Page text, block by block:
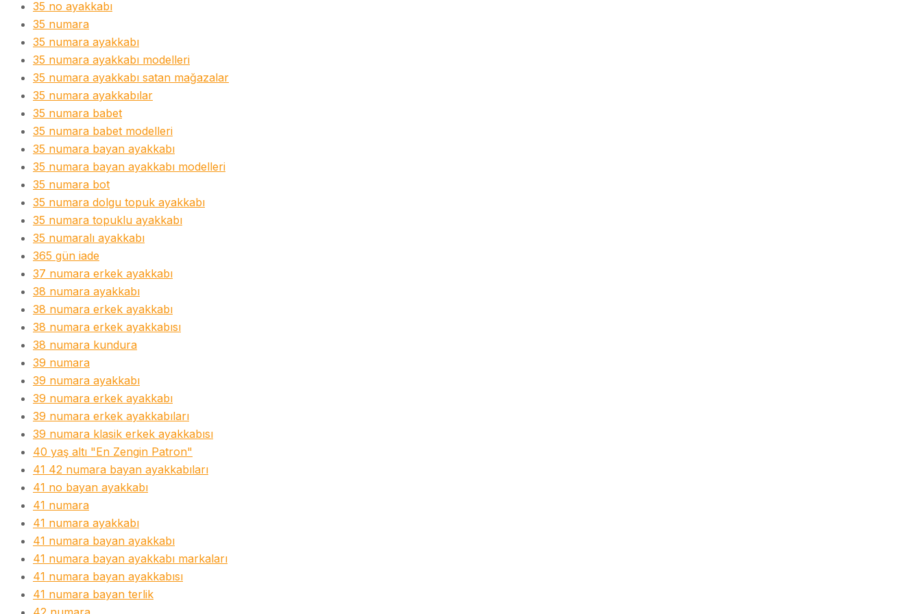
35 no ayakkabı
35 numara
35 numara ayakkabı
35 numara ayakkabı modelleri
35 numara ayakkabı satan mağazalar
35 numara ayakkabılar
35 numara babet
35 numara babet modelleri
35 numara bayan ayakkabı
35 numara bayan ayakkabı modelleri
35 numara bot
35 numara dolgu topuk ayakkabı
35 numara topuklu ayakkabı
35 numaralı ayakkabı
365 gün iade
37 numara erkek ayakkabı
38 numara ayakkabı
38 numara erkek ayakkabı
38 numara erkek ayakkabısı
38 numara kundura
39 numara
39 numara ayakkabı
39 numara erkek ayakkabı
39 numara erkek ayakkabıları
39 numara klasik erkek ayakkabısı
40 yaş altı "En Zengin Patron"
41 42 numara bayan ayakkabıları
41 no bayan ayakkabı
41 numara
41 numara ayakkabı
41 numara bayan ayakkabı
41 numara bayan ayakkabı markaları
41 numara bayan ayakkabısı
41 numara bayan terlik